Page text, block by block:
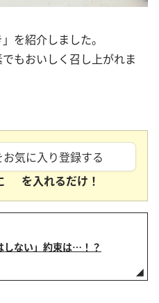
を紹介しました。
もおいしく召し上がれま
お気に入り登録する
を入れるだけ！
しない」約束は…！？